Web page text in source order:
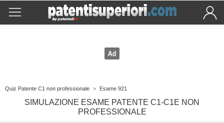
Quiz Patente C1 non professionale > Esame 921
SIMULAZIONE ESAME PATENTE C1-C1E NON
PROFESSIONALE